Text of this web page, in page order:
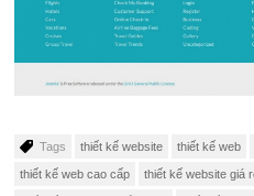
Tags thiết kế website thiết kế web
thiết kế web cao cấp thiết kế website giá